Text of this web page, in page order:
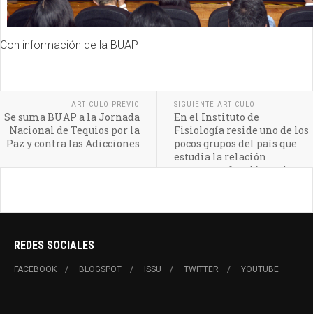
Con información de la BUAP
ARTÍCULO PREVIO
Se suma BUAP a la Jornada
Nacional de Tequios por la
Paz y contra las Adicciones
SIGUIENTE ARTÍCULO
En el Instituto de
Fisiología reside uno de los
pocos grupos del país que
estudia la relación
estructura-función en las
REDES SOCIALES
FACEBOOK BLOGSPOT ISSU TWITTER YOUTUBE